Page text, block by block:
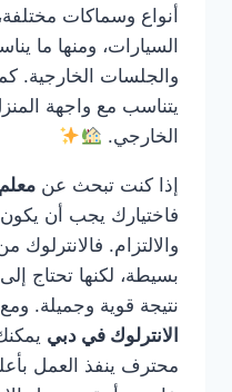
أنواع وسماكات
السيارات، ومنها ما
والجلسات الخارجية.
يتناسب مع واجهة
الخارجي.
إذا كنت تبحث عن
فاختيارك يجب أن يكون
والالتزام. فالانترلوك
بسيطة، لكنها تحتاج
نتيجة قوية وجميلة.
الانترلوك في دبي
محترف ينفذ العمل